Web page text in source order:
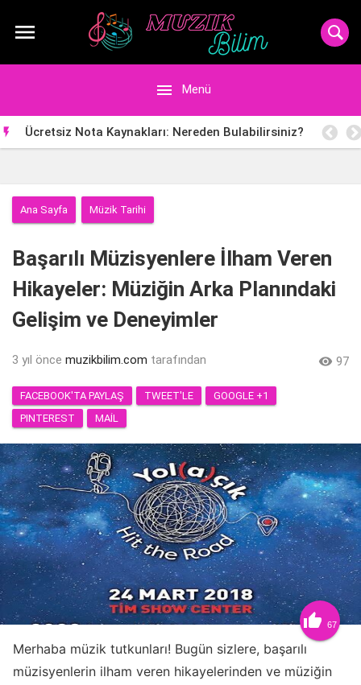

 Menü
 Ücretsiz Nota Kaynakları: Nereden Bulabilirsiniz?
Ana Sayfa Müzik Tarihi
Başarılı Müzisyenlere İlham Veren
Hikayeler: Müziğin Arka Planındaki
Gelişim ve Deneyimler
3 yıl önce muzikbilim.com tarafından  97
FACEBOOK'TA PAYLAŞ TWEET'LE
GOOGLE +1
PINTEREST
MAIL
 67
Merhaba müzik tutkunları! Bugün sizlere, başarılı
müzisyenlerin ilham veren hikayelerinden ve müziğin